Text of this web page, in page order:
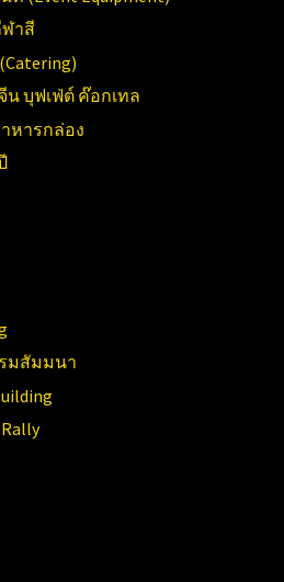
าสี
บุฟเฟ่ต์ ค๊อกเทล
าหารกล่อง
มสัมมนา